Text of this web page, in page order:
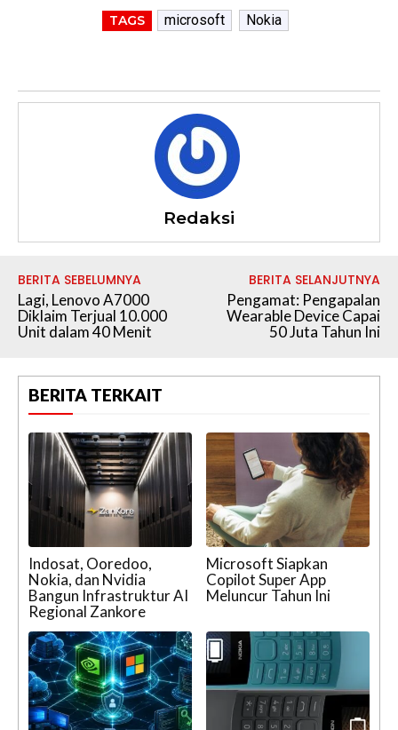
TAGS microsoft Nokia
Redaksi
BERITA SEBELUMNYA
Lagi, Lenovo A7000
Diklaim Terjual 10.000
Unit dalam 40 Menit
BERITA SELANJUTNYA
Pengamat: Pengapalan
Wearable Device Capai
50 Juta Tahun Ini
BERITA TERKAIT
Indosat, Ooredoo,
Nokia, dan Nvidia
Bangun Infrastruktur AI
Regional Zankore
Microsoft Siapkan
Copilot Super App
Meluncur Tahun Ini